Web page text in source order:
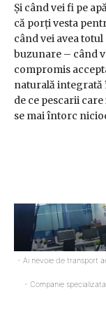
Și când vei fi pe
că porți vesta
când vei avea
buzunare – când
compromis
naturală integrată
de ce pescarii
se mai întorc
- Ai nevoie de transport
- Companie